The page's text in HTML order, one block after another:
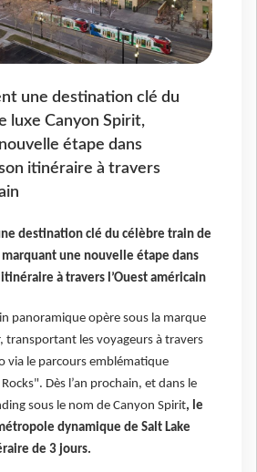
une destination clé du
luxe Canyon Spirit,
étape dans
son itinéraire à travers
destination clé du célèbre train de
une nouvelle étape dans
à travers l’Ouest américain
panoramique opère sous la marque
transportant les voyageurs à travers
via le parcours emblématique
Dès l’an prochain, et dans le
sous le nom de Canyon Spirit, le
dynamique de Salt Lake
de 3 jours.